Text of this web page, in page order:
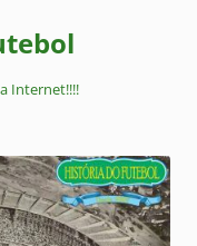
Internet!!!!